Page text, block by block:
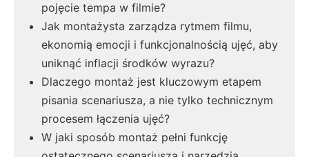
pojęcie tempa w filmie?
Jak montażysta zarządza rytmem filmu,
ekonomią emocji i funkcjonalnością ujęć, aby
uniknąć inflacji środków wyrazu?
Dlaczego montaż jest kluczowym etapem
pisania scenariusza, a nie tylko technicznym
procesem łączenia ujęć?
W jaki sposób montaż pełni funkcję